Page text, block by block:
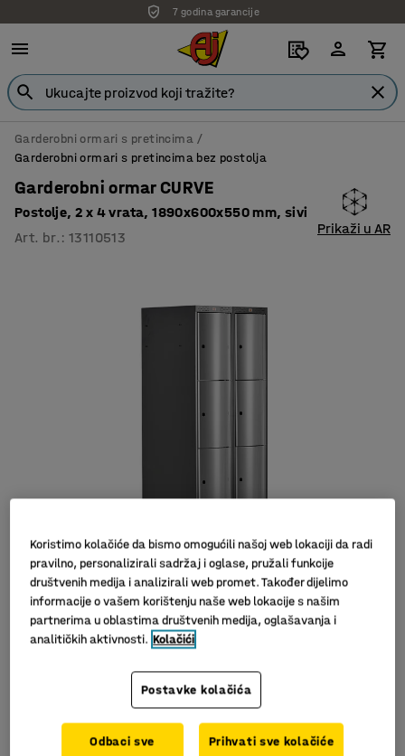
7 godina garancije
Garderobni ormari s pretincima
Garderobni ormari s pretincima bez postolja
Garderobni ormar CURVE
Postolje, 2 x 4 vrata, 1890x600x550 mm, sivi
Art. br. :13110513
Prikaži u AR
S 4 pretinaca
Za učinkovito spremanje
Koristimo kolačiće da bismo omogućili našoj web lokaciji da radi
pravilno, personalizirali sadržaj i oglase, pružali funkcije
društvenih medija i analizirali web promet. Također dijelimo
informacije o vašem korištenju naše web lokacije s našim
partnerima u oblastima društvenih medija, oglašavanja i
analitičkih aktivnosti. Kolačići
Postavke kolačića
Odbaci sve Prihvati sve kolačiće